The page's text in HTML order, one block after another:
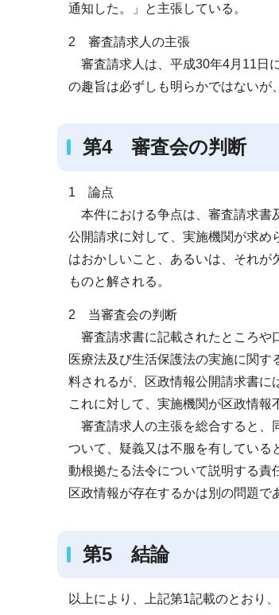
通知した。」と主張している。
2 審査請求人の主張
審査請求人は、平成30年4月11日
の趣旨は必ずしも明らかではないが
第4 審査会の判断
1 論点
本件における争点は、審査請求書
公開請求に対して、実施機関が求め
はおかしいこと、あるいは、それが
ものと解される。
2 当審査会の判断
審査請求書に記載されたところや
医療法及び生活保護法の実施に関
料されるが、区政情報公開請求書に
これに対して、実施機関が区政情報
審査請求人の主張を総合すると、
ついて、疑義又は不服を有している
動根拠たる法令について説明する責
区政情報が存在するかは別の問題で
第5 結論
以上により、上記第1記載のとおり、